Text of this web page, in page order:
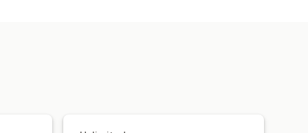
Twee voor de prijs van één